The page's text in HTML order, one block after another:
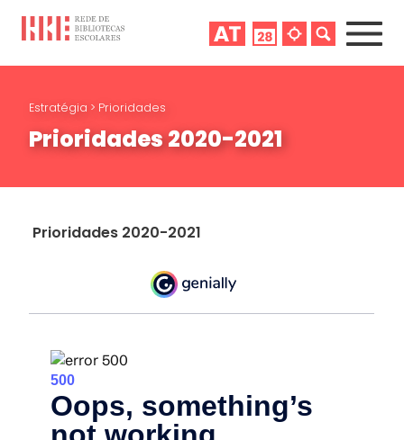
Estratégia > Prioridades
Prioridades 2020-2021
Prioridades 2020-2021